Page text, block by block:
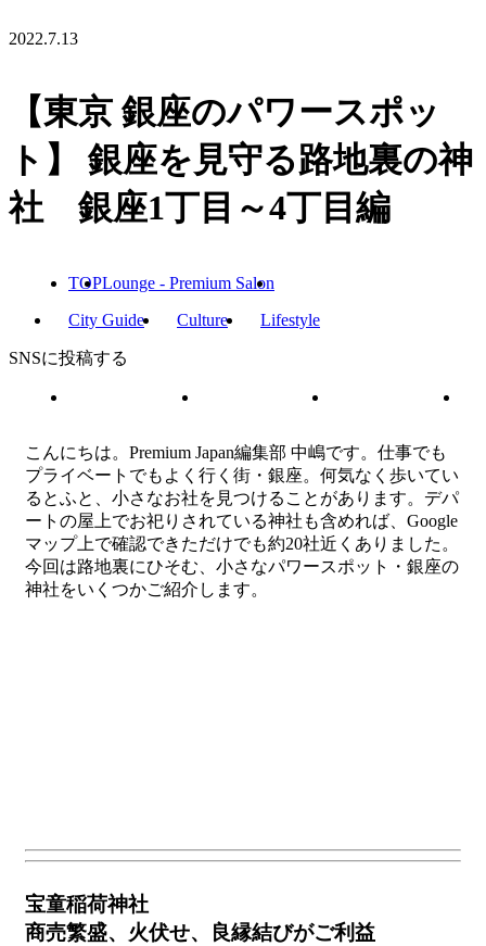
2022.7.13
【東京 銀座のパワースポッ
ト】 銀座を見守る路地裏の神
社 銀座1丁目～4丁目編
TOPLounge - Premium Salon
City Guide
Culture Lifestyle
SNSに投稿する
こんにちは。Premium Japan編集部 中嶋です。仕事でも
プライベートでもよく行く街・銀座。何気なく歩いてい
るとふと、小さなお社を見つけることがあります。デパ
ートの屋上でお祀りされている神社も含めれば、Google
マップ上で確認できただけでも約20社近くありました。
今回は路地裏にひそむ、小さなパワースポット・銀座の
神社をいくつかご紹介します。
宝童稲荷神社
商売繁盛、火伏せ、良縁結びがご利益